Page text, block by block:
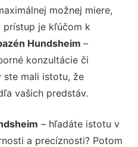
možnej miere,
prístup je kľúčom k
Hundsheim –
konzultácie či
ste mali istotu, že
vašich predstáv.
– hľadáte istotu v
a precíznosti? Potom